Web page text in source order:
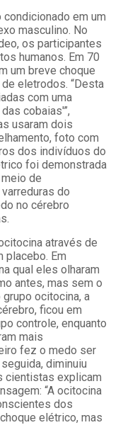
em um
masculino. No
os participantes
humanos. Em 70
um breve choque
eletrodos. “Desta
com uma
cobaias'”,
usaram dois
foto com
dos indivíduos do
foi demonstrada
de
do
no cérebro
através de
placebo. Em
qual eles olharam
antes, mas sem o
ocitocina, a
ficou em
controle, enquanto
mais
fez o medo ser
diminuiu
cientistas explicam
“A ocitocina
dos
elétrico, mas